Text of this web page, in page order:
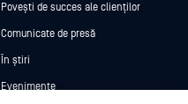
Povești de succes ale clienților
Comunicate de presă
În știri
Evenimente